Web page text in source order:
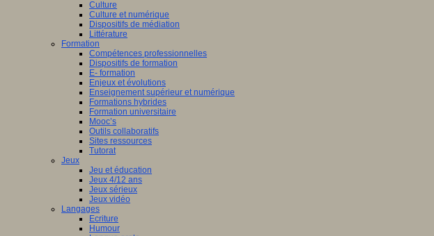
Culture
Culture et numérique
Dispositifs de médiation
Littérature
Formation
Compétences professionnelles
Dispositifs de formation
E- formation
Enjeux et évolutions
Enseignement supérieur et numérique
Formations hybrides
Formation universitaire
Mooc’s
Outils collaboratifs
Sites ressources
Tutorat
Jeux
Jeu et éducation
Jeux 4/12 ans
Jeux sérieux
Jeux vidéo
Langages
Ecriture
Humour